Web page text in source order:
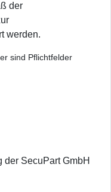
der
werden.
sind Pflichtfelder
SecuPart GmbH